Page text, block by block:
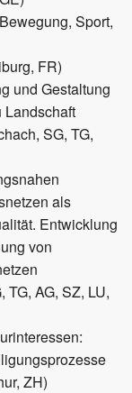
Sport,
FR)
und Gestaltung
SG, TG,
als
Entwicklung
von
TG, AG, SZ, LU,
ZH)